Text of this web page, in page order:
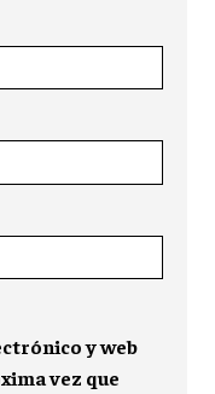
y web
vez que